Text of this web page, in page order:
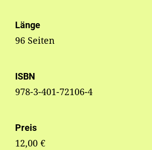
Länge
96 Seiten
ISBN
978-3-401-72106-4
Preis
12,00 €